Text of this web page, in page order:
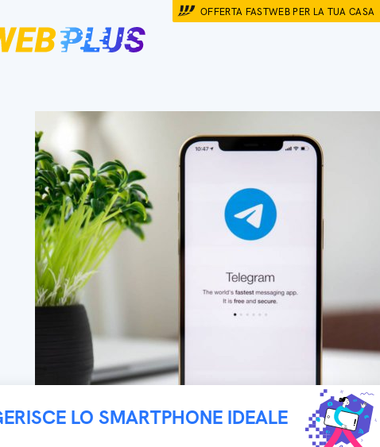
OFFERTA FASTWEB PER LA TUA CASA
LO SMARTPHONE IDEALE